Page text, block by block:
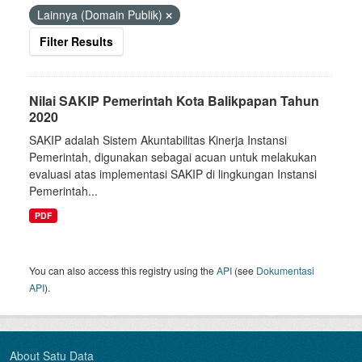
Lainnya (Domain Publik)
Filter Results
Nilai SAKIP Pemerintah Kota Balikpapan Tahun
2020
SAKIP adalah Sistem Akuntabilitas Kinerja Instansi
Pemerintah, digunakan sebagai acuan untuk melakukan
evaluasi atas implementasi SAKIP di lingkungan Instansi
Pemerintah...
PDF
You can also access this registry using theAPI (see Dokumentasi
API).
About Satu Data